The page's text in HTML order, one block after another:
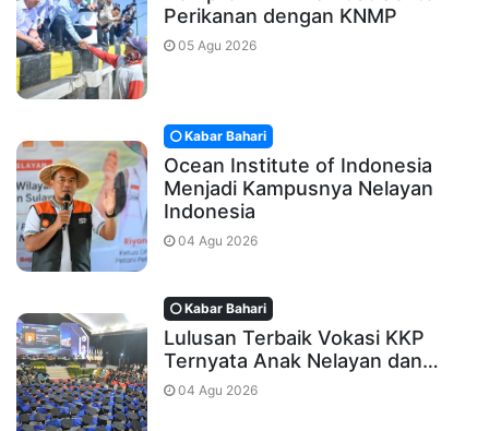
Perikanan dengan KNMP
05 Agu 2026
Kabar Bahari
Ocean Institute of Indonesia
Menjadi Kampusnya Nelayan
Indonesia
04 Agu 2026
Kabar Bahari
Lulusan Terbaik Vokasi KKP
Ternyata Anak Nelayan dan…
04 Agu 2026